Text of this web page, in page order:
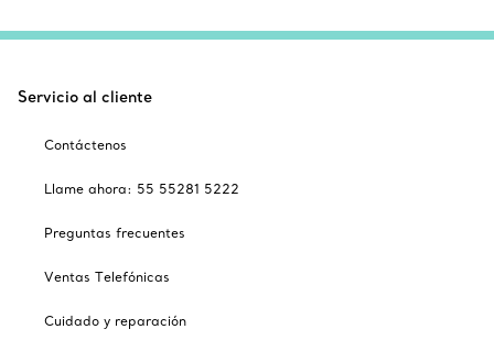
Servicio al cliente
Contáctenos
Llame ahora: 55 55281 5222
Preguntas frecuentes
Ventas Telefónicas
Cuidado y reparación